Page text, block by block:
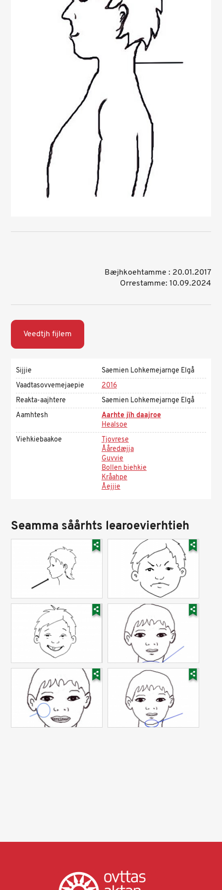
Bæjhkoehtamme : 20.01.2017
Orrestamme: 10.09.2024
Veedtjh fijlem
Sijjie
Saemien Lohkemejarnge Elgå
Vaadtasovvemejaepie
2016
Reakta-aajhtere
Saemien Lohkemejarnge Elgå
Aamhtesh
Aarhte jïh daajroe
Healsoe
Viehkiebaakoe
Tjovrese
Ååredæjja
Guvvie
Bollen biehkie
Kråahpe
Åejjie
Seamma såårhts learoevierhtieh